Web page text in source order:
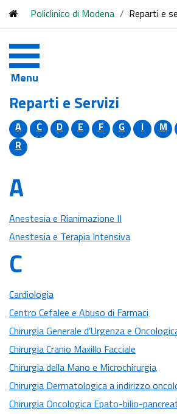
Policlinico di Modena / Reparti e
Menu
Reparti e Servizi
A C D E F G I M
R
A
Anestesia e Rianimazione II
Anestesia e Terapia Intensiva
C
Cardiologia
Centro Cefalee e Abuso di Farmaci
Chirurgia Generale d’Urgenza e
Chirurgia Cranio Maxillo Facciale
Chirurgia della Mano e Microchirurgia
Chirurgia Dermatologica a indirizzo
Chirurgia Oncologica Epato-bilio-